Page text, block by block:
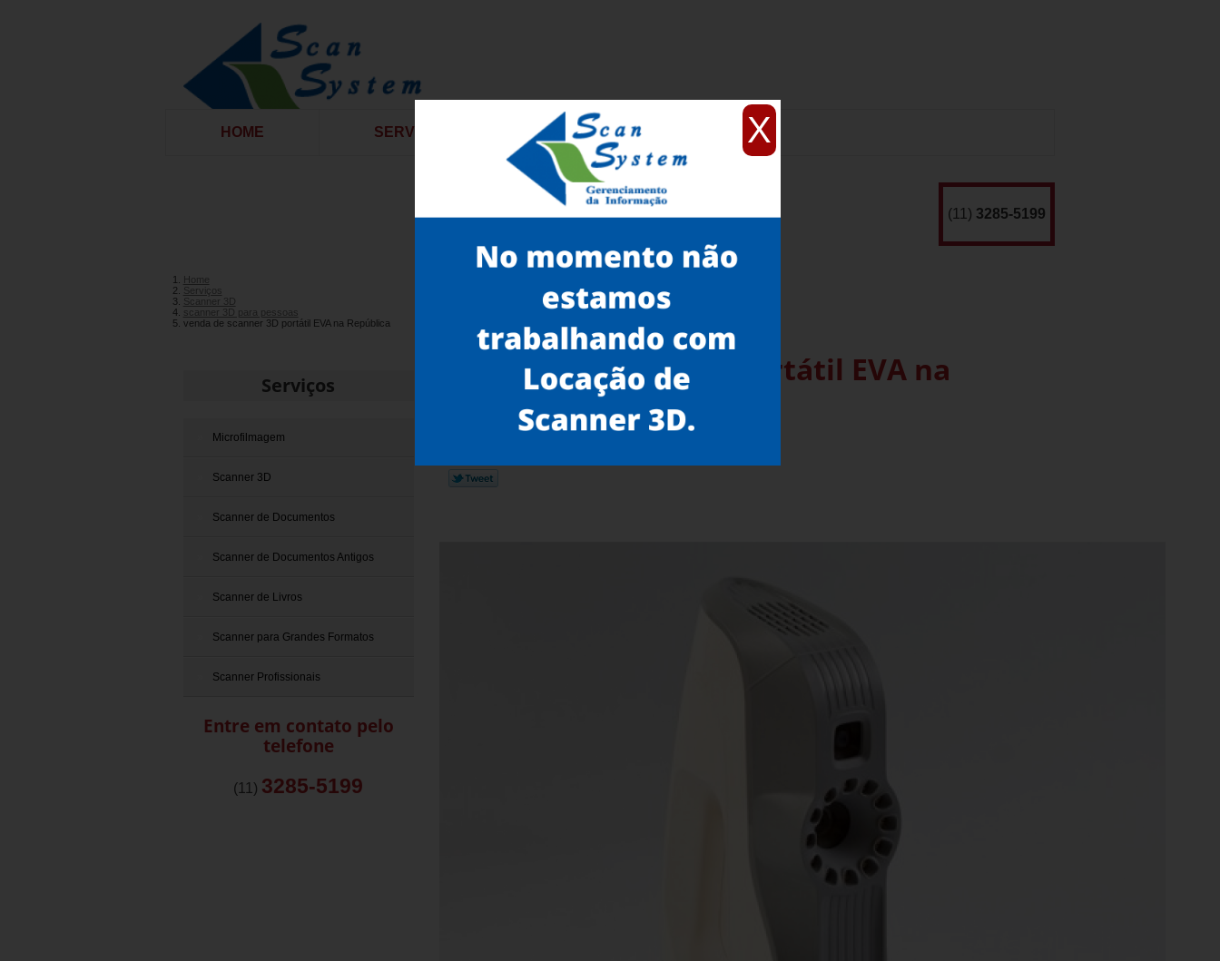
X
HOME SERVIÇOS CONTATO
(11) 3285-5199
Home
Serviços
Scanner 3D
scanner 3D para pessoas
venda de scanner 3D portátil EVA na República
Serviços
Microfilmagem
Scanner 3D
Scanner de Documentos
Scanner de Documentos Antigos
Scanner de Livros
Scanner para Grandes Formatos
Scanner Profissionais
Entre em contato pelo
telefone
(11) 3285-5199
Venda de Scanner 3D Portátil EVA na
República